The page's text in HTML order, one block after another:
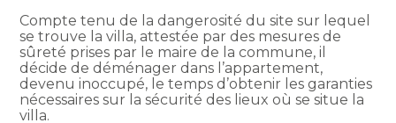
Compte tenu de la dangerosité du site sur lequel
se trouve la villa, attestée par des mesures de
sûreté prises par le maire de la commune, il
décide de déménager dans l’appartement,
devenu inoccupé, le temps d’obtenir les garanties
nécessaires sur la sécurité des lieux où se situe la
villa.